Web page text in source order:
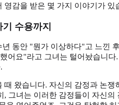
영감을 받은 몇 가지 이야기가
수용까지
동안 "뭔가 이상하다"고 느낀
어요"라고 그녀는 털어놨습니
때 왔습니다. 자신의 감정과 논
, 그녀는 이러한 감정들이 자신